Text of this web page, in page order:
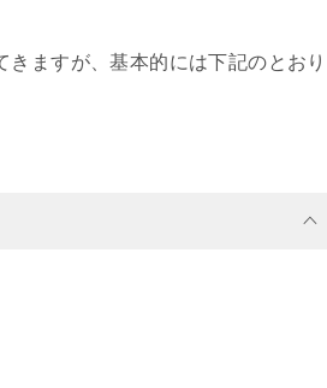
ますが、基本的には下記のとおり